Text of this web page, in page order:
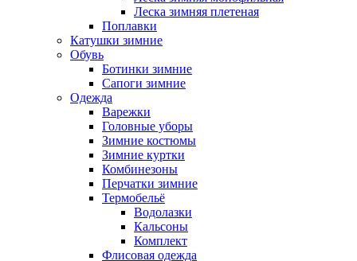
Леска зимняя плетеная
Поплавки
Катушки зимние
Обувь
Ботинки зимние
Сапоги зимние
Одежда
Варежки
Головные уборы
Зимние костюмы
Зимние куртки
Комбинезоны
Перчатки зимние
Термобельё
Водолазки
Кальсоны
Комплект
Флисовая одежда